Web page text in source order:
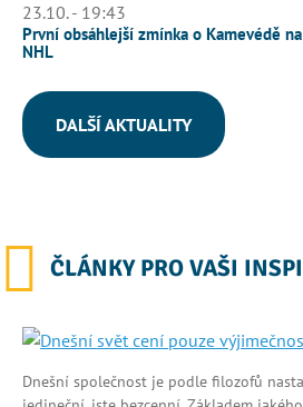
23.10. - 19:43
První obsáhlejší zmínka o Kamevédě
NHL
DALŠÍ AKTUALITY
ČLÁNKY PRO VAŠI
Dnešní společnost je podle filozofů